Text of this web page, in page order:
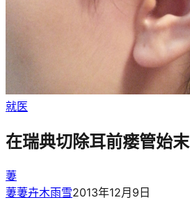
就医
在瑞典切除耳前瘘管始末
萋
萋萋卉木雨雪2013年12月9日